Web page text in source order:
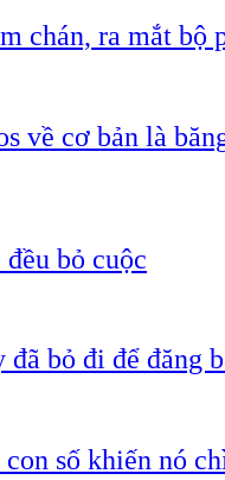
chán, ra mắt bộ
về cơ bản là
bỏ cuộc
bỏ đi để đăng
số khiến nó